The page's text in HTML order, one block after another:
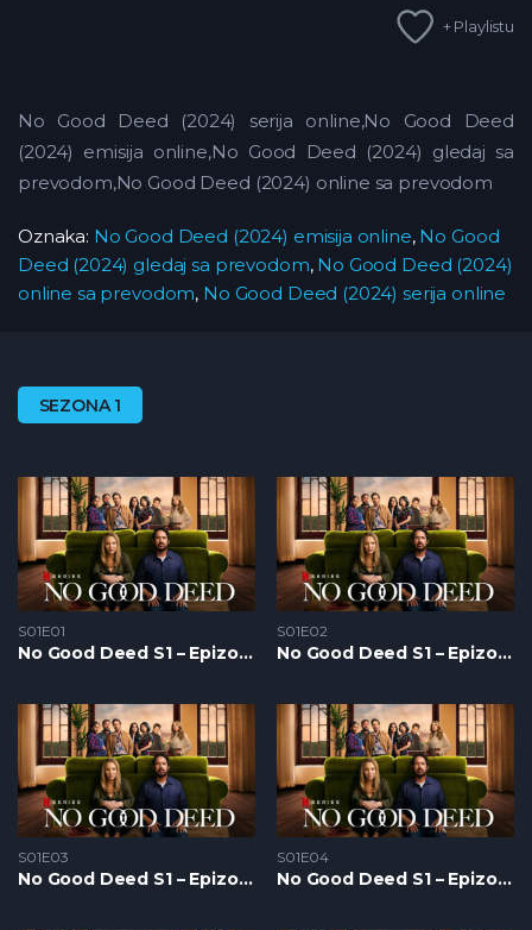
+ Playlistu
No Good Deed (2024) serija online,No Good Deed
(2024) emisija online,No Good Deed (2024) gledaj sa
prevodom,No Good Deed (2024) online sa prevodom
Oznaka: No Good Deed (2024) emisija online, No Good
Deed (2024) gledaj sa prevodom, No Good Deed (2024)
online sa prevodom, No Good Deed (2024) serija online
SEZONA 1
S01E01
No Good Deed S1 – Epizoda 01
S01E02
No Good Deed S1 – Epizoda 02
S01E03
No Good Deed S1 – Epizoda 03
S01E04
No Good Deed S1 – Epizoda 04